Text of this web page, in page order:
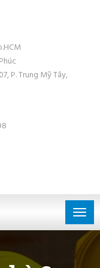
P. Trung Mỹ Tây,